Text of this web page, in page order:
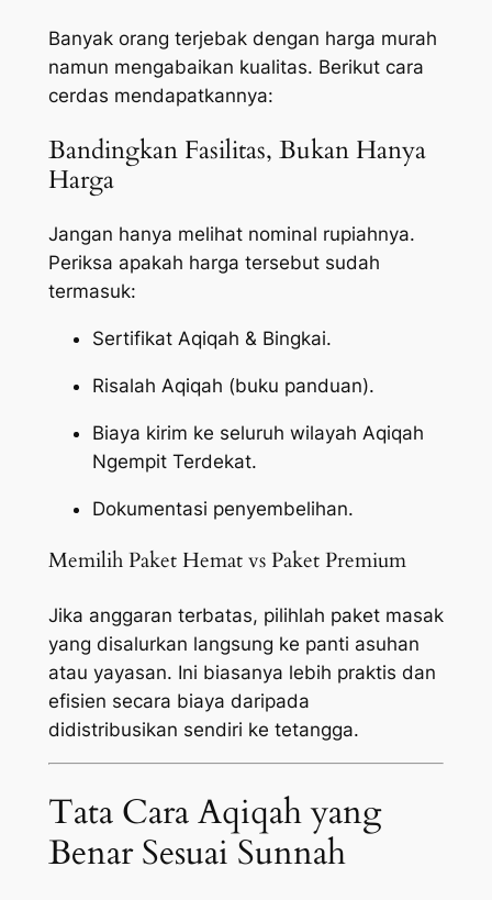
Banyak orang terjebak dengan harga murah
namun mengabaikan kualitas. Berikut cara
cerdas mendapatkannya:
Bandingkan Fasilitas, Bukan Hanya
Harga
Jangan hanya melihat nominal rupiahnya.
Periksa apakah harga tersebut sudah
termasuk:
Sertifikat Aqiqah & Bingkai.
Risalah Aqiqah (buku panduan).
Biaya kirim ke seluruh wilayah Aqiqah
Ngempit Terdekat.
Dokumentasi penyembelihan.
Memilih Paket Hemat vs Paket Premium
Jika anggaran terbatas, pilihlah paket masak
yang disalurkan langsung ke panti asuhan
atau yayasan. Ini biasanya lebih praktis dan
efisien secara biaya daripada
didistribusikan sendiri ke tetangga.
Tata Cara Aqiqah yang
Benar Sesuai Sunnah